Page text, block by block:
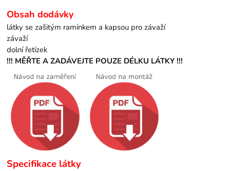
Obsah dodávky
látky se zašitým ramínkem a kapsou pro závaží
závaží
dolní řetízek
!!! MĚŘTE A ZADÁVEJTE POUZE DÉLKU LÁTKY !!!
Specifikace látky